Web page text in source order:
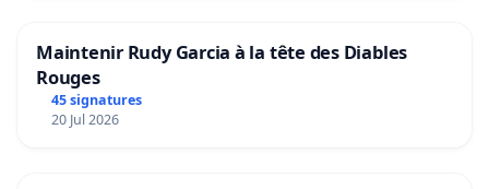
Maintenir Rudy Garcia à la tête des Diables
Rouges
45 signatures
20 Jul 2026